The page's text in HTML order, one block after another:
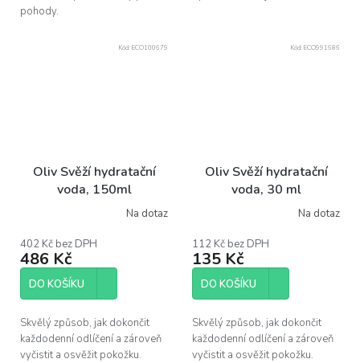
pohody.
Oliv Svěží hydratační
voda, 150ml
produktu
je
5,0
5
Na dotaz
402 Kč bez DPH
486 Kč
DO KOŠÍKU
Skvělý způsob, jak dokončit
každodenní odlíčení a zároveň
vyčistit a osvěžit pokožku.
Kód: ECO100679
Oliv Svěží hydratační
voda, 30 ml
produktu
je
5,0
5
Na dotaz
112 Kč bez DPH
135 Kč
DO KOŠÍKU
Skvělý způsob, jak dokončit
každodenní odlíčení a zároveň
vyčistit a osvěžit pokožku.
Kód: ECO991686